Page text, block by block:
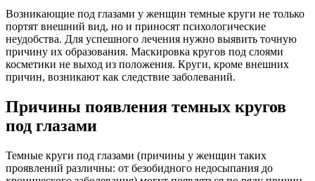
Возникающие под глазами у женщин темные круги не только
портят внешний вид, но и приносят психологические
неудобства. Для успешного лечения нужно выявить точную
причину их образования. Маскировка кругов под слоями
косметики не выход из положения. Круги, кроме внешних
причин, возникают как следствие заболеваний.
Причины появления темных кругов
под глазами
Темные круги под глазами (причины у женщин таких
проявлений различны: от безобидного недосыпания до